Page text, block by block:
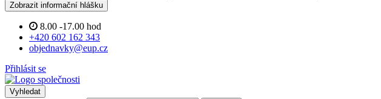
Zobrazit informační hlášku
8.00 -17.00 hod
+420 602 162 343
objednavky@eup.cz
Přihlásit se
Vyhledat